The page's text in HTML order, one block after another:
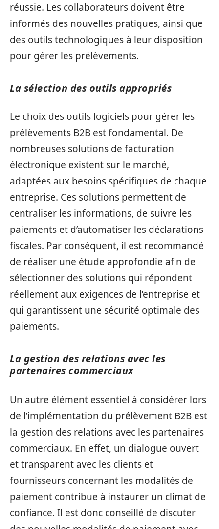
réussie. Les collaborateurs doivent être
informés des nouvelles pratiques, ainsi que
des outils technologiques à leur disposition
pour gérer les prélèvements.
La sélection des outils appropriés
Le choix des outils logiciels pour gérer les
prélèvements B2B est fondamental. De
nombreuses solutions de facturation
électronique existent sur le marché,
adaptées aux besoins spécifiques de chaque
entreprise. Ces solutions permettent de
centraliser les informations, de suivre les
paiements et d’automatiser les déclarations
fiscales. Par conséquent, il est recommandé
de réaliser une étude approfondie afin de
sélectionner des solutions qui répondent
réellement aux exigences de l’entreprise et
qui garantissent une sécurité optimale des
paiements.
La gestion des relations avec les
partenaires commerciaux
Un autre élément essentiel à considérer lors
de l’implémentation du prélèvement B2B est
la gestion des relations avec les partenaires
commerciaux. En effet, un dialogue ouvert
et transparent avec les clients et
fournisseurs concernant les modalités de
paiement contribue à instaurer un climat de
confiance. Il est donc conseillé de discuter